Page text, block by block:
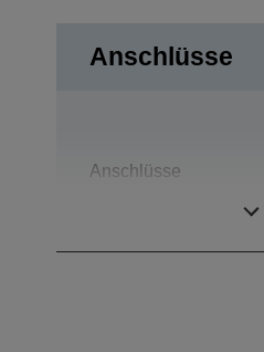
Anschlüsse
Anschlüsse